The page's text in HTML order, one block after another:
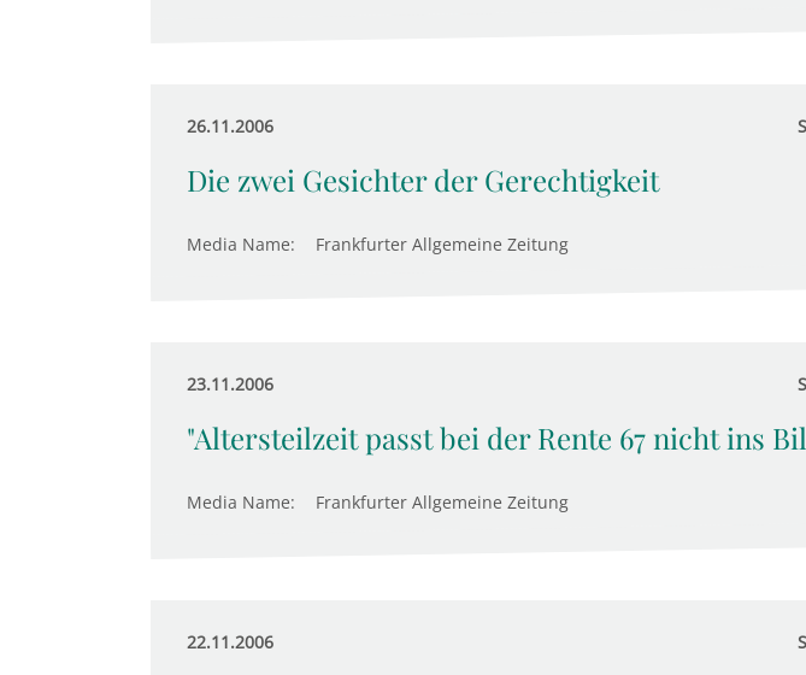
26.11.2006
Die zwei Gesichter der Gerechtigkeit
Media Name: Frankfurter Allgemeine Zeitung
23.11.2006
"Altersteilzeit passt bei der Rente 67 nicht ins
Media Name: Frankfurter Allgemeine Zeitung
22.11.2006